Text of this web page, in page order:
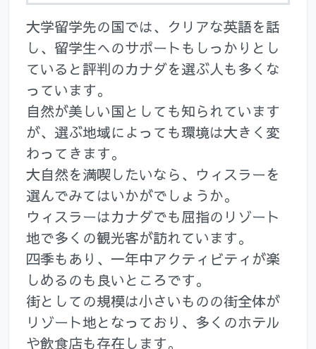
大学留学先の国では、クリアな英語を話
し、留学生へのサポートもしっかりとし
ていると評判のカナダを選ぶ人も多くな
っています。
自然が美しい国としても知られています
が、選ぶ地域によっても環境は大きく変
わってきます。
大自然を満喫したいなら、ウィスラーを
選んでみてはいかがでしょうか。
ウィスラーはカナダでも屈指のリゾート
地で多くの観光客が訪れています。
四季もあり、一年中アクティビティが楽
しめるのも良いところです。
街としての規模は小さいものの街全体が
リゾート地となっており、多くのホテル
や飲食店も存在します。